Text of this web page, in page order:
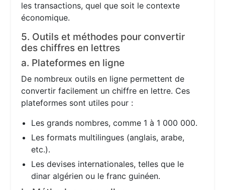
les transactions, quel que soit le contexte
économique.
5. Outils et méthodes pour convertir
des chiffres en lettres
a. Plateformes en ligne
De nombreux outils en ligne permettent de
convertir facilement un chiffre en lettre. Ces
plateformes sont utiles pour :
Les grands nombres, comme 1 à 1 000 000.
Les formats multilingues (anglais, arabe,
etc.).
Les devises internationales, telles que le
dinar algérien ou le franc guinéen.